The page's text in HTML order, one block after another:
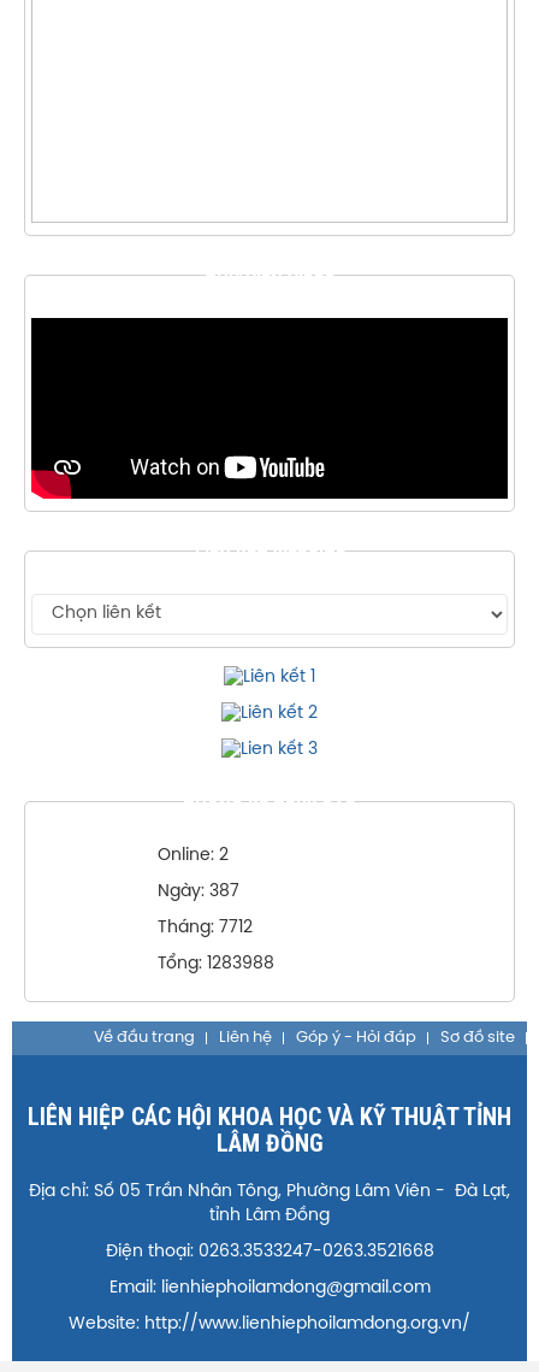
THƯ VIỆN VIDEO
LIÊN KẾT WEBSITE
THỐNG KÊ TRUY CẬP
Online: 2
Ngày: 387
Tháng: 7712
Tổng: 1283988
Về đầu trang Liên hệ Góp ý - Hỏi đáp Sơ đồ site
LIÊN HIỆP CÁC HỘI KHOA HỌC VÀ KỸ THUẬT TỈNH
LÂM ĐỒNG
Địa chỉ: Số 05 Trần Nhân Tông, Phường Lâm Viên - Đà Lạt,
tỉnh Lâm Đồng
Điện thoại: 0263.3533247-0263.3521668
Email: lienhiephoilamdong@gmail.com
Website: http://www.lienhiephoilamdong.org.vn/